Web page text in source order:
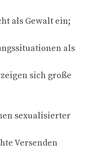
als Gewalt ein;
als
sich große
sexualisierter
Versenden